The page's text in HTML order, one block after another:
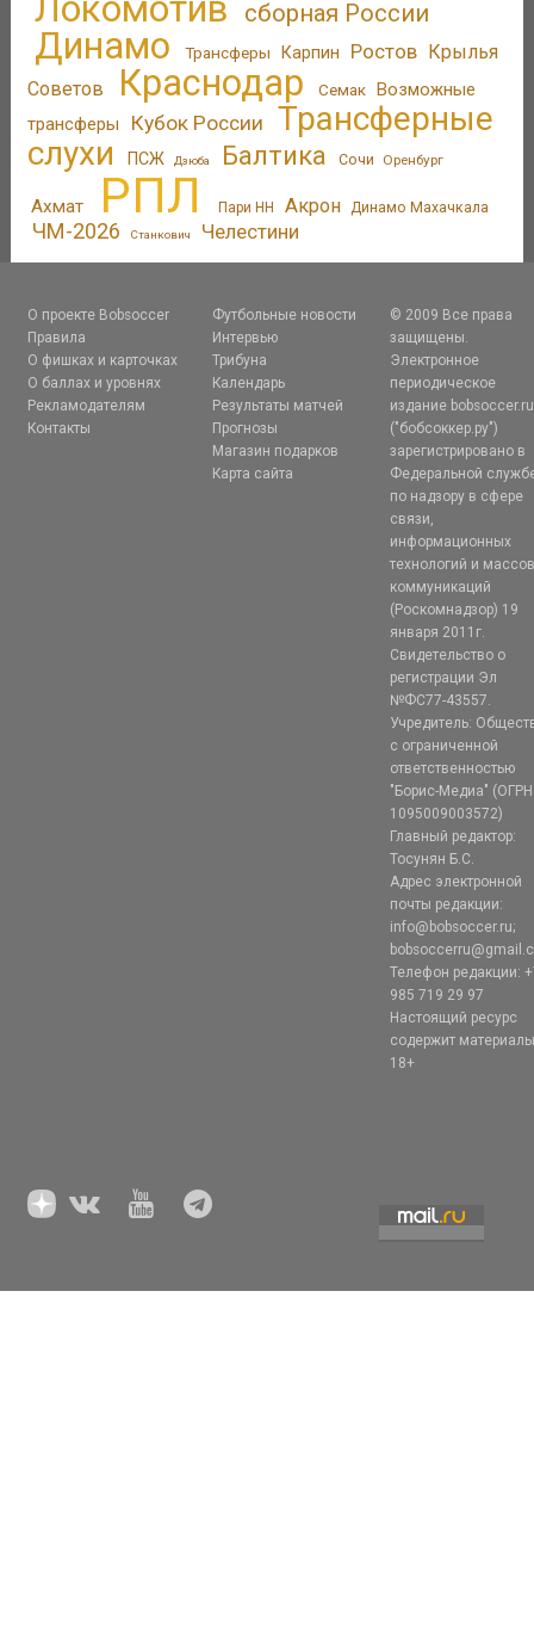
сборная России
Динамо Трансферы Карпин Ростов Крылья
Советов
Краснодар Семак Возможные
трансферы
Кубок России
Трансферные
слухи
ПСЖ Дзюба Балтика Сочи Оренбург
Ахмат РПЛ Пари НН Акрон Динамо Махачкала
ЧМ-2026 Станкович Челестини
О проекте Bobsoccer
Правила
О фишках и карточках
О баллах и уровнях
Рекламодателям
Контакты
Футбольные новости
Интервью
Трибуна
Календарь
Результаты матчей
Прогнозы
Магазин подарков
Карта сайта
© 2009 Все права
защищены.
Электронное
периодическое
издание bobsoccer.ru
("бобсоккер.ру")
зарегистрировано в
Федеральной
по надзору в сфере
связи,
информационных
технологий и
коммуникаций
(Роскомнадзор) 19
января 2011г.
Свидетельство о
регистрации Эл
№ФС77-43557.
Учредитель:
с ограниченной
ответственностью
"Борис-Медиа" (ОГРН
1095009003572)
Главный редактор:
Тосунян Б.С.
Адрес электронной
почты редакции:
info@bobsoccer.ru;
Телефон редакции:
985 719 29 97
Настоящий ресурс
содержит
18+